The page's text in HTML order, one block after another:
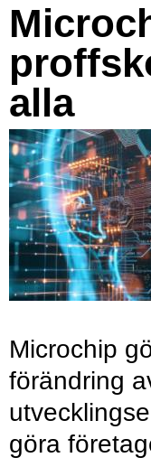
alla
Microchip
förändring
göra